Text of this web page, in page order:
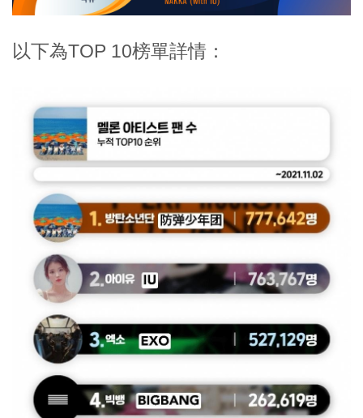
以下為TOP 10榜單詳情：